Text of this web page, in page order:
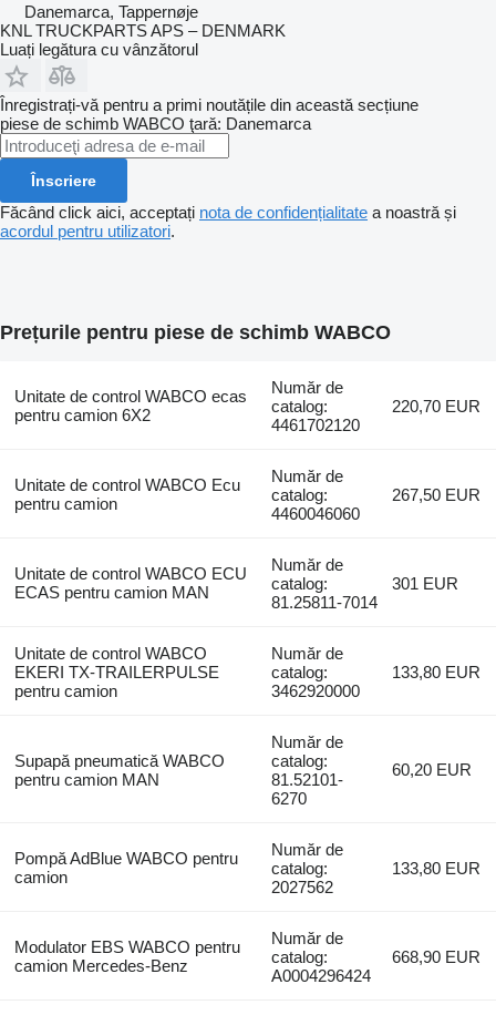
Danemarca, Tappernøje
KNL TRUCKPARTS APS – DENMARK
Luați legătura cu vânzătorul
Înregistrați-vă pentru a primi noutățile din această secțiune
piese de schimb WABCO ţară: Danemarca
Înscriere
Făcând click aici, acceptați nota de confidențialitate a noastră și
acordul pentru utilizatori.
Prețurile pentru piese de schimb WABCO
Unitate de control WABCO ecas
pentru camion 6X2
Număr de
catalog:
4461702120
220,70 EUR
Unitate de control WABCO Ecu
pentru camion
Număr de
catalog:
4460046060
267,50 EUR
Unitate de control WABCO ECU
ECAS pentru camion MAN
Număr de
catalog:
81.25811-7014
301 EUR
Unitate de control WABCO
EKERI TX-TRAILERPULSE
pentru camion
Număr de
catalog:
3462920000
133,80 EUR
Supapă pneumatică WABCO
pentru camion MAN
Număr de
catalog:
81.52101-
6270
60,20 EUR
Pompă AdBlue WABCO pentru
camion
Număr de
catalog:
2027562
133,80 EUR
Modulator EBS WABCO pentru
camion Mercedes-Benz
Număr de
catalog:
A0004296424
668,90 EUR